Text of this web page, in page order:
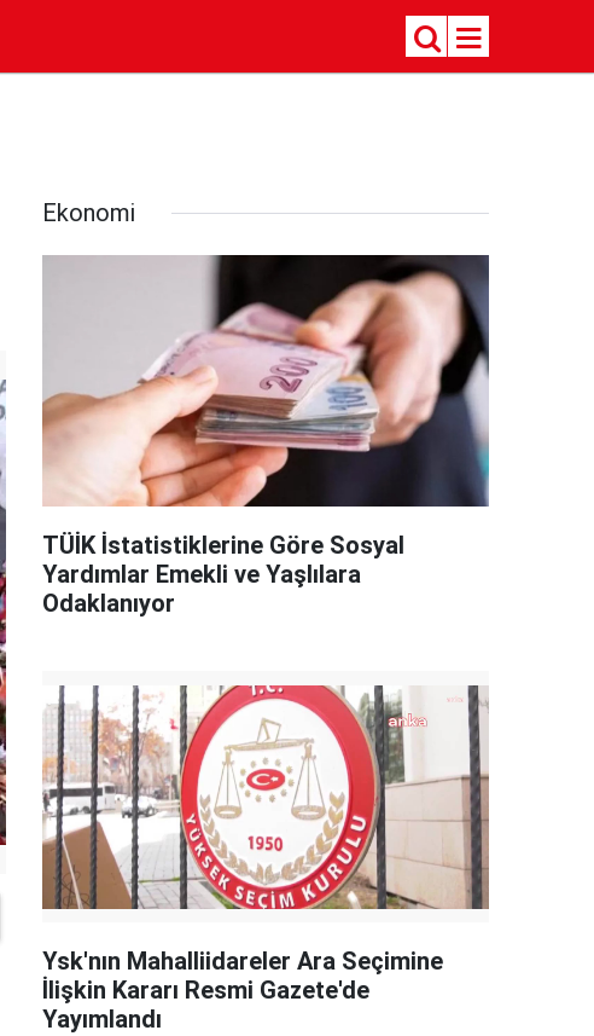
Ekonomi
TÜİK İstatistiklerine Göre Sosyal
Yardımlar Emekli ve Yaşlılara
Odaklanıyor
Ysk'nın Mahalliidareler Ara Seçimine
İlişkin Kararı Resmi Gazete'de
Yayımlandı